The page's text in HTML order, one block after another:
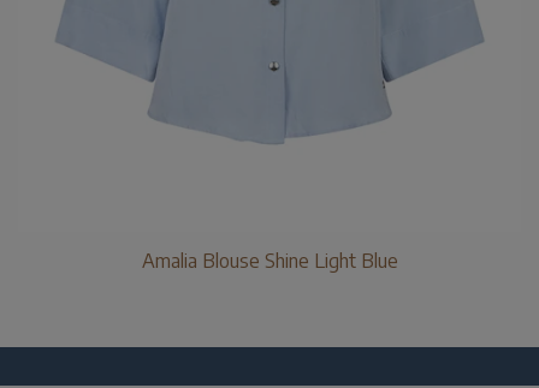
Amalia Blouse Shine Light Blue